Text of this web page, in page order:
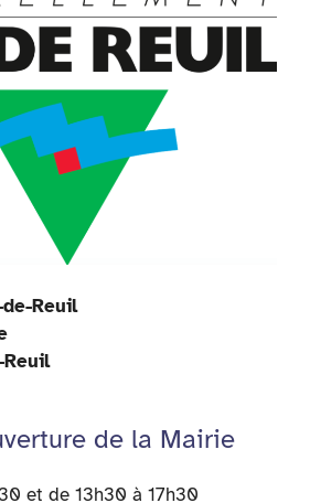
Reuil
Reuil
de la Mairie
et de 13h30 à 17h30